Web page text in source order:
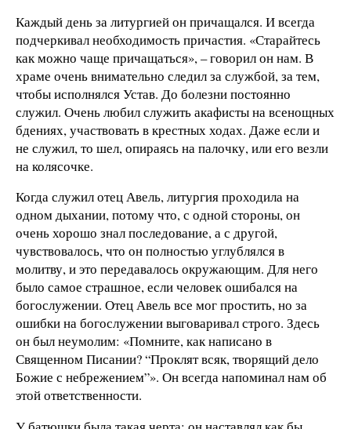
Каждый день за литургией он причащался. И всегда
подчеркивал необходимость причастия. «Старайтесь
как можно чаще причащаться», – говорил он нам. В
храме очень внимательно следил за службой, за тем,
чтобы исполнялся Устав. До болезни постоянно
служил. Очень любил служить акафисты на всенощных
бдениях, участвовать в крестных ходах. Даже если и
не служил, то шел, опираясь на палочку, или его везли
на колясочке.
Когда служил отец Авель, литургия проходила на
одном дыхании, потому что, с одной стороны, он
очень хорошо знал последование, а с другой,
чувствовалось, что он полностью углублялся в
молитву, и это передавалось окружающим. Для него
было самое страшное, если человек ошибался на
богослужении. Отец Авель все мог простить, но за
ошибки на богослужении выговаривал строго. Здесь
он был неумолим: «Помните, как написано в
Священном Писании? “Проклят всяк, творящий дело
Божие с небрежением”». Он всегда напоминал нам об
этой ответственности.